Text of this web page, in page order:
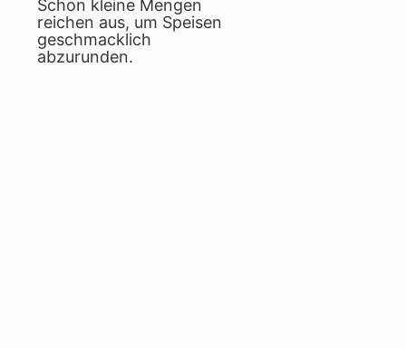
Schon kleine Mengen
reichen aus, um Speisen
geschmacklich
abzurunden.